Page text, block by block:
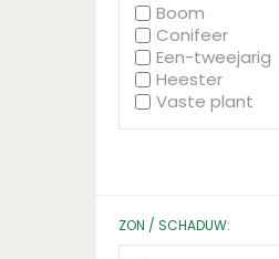
Boom
Conifeer
Een-tweejarig
Heester
Vaste plant
ZON / SCHADUW: